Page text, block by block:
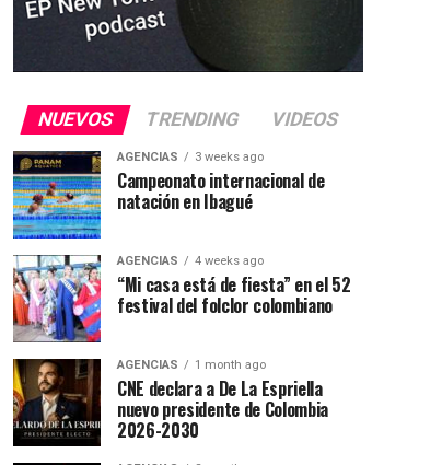
NUEVOS TRENDING VIDEOS
AGENCIAS 3 weeks ago
Campeonato internacional de
natación en Ibagué
AGENCIAS 4 weeks ago
“Mi casa está de fiesta” en el 52
festival del folclor colombiano
AGENCIAS 1 month ago
CNE declara a De La Espriella
nuevo presidente de Colombia
2026-2030